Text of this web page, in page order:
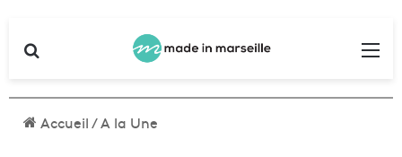
Accueil/A la Une